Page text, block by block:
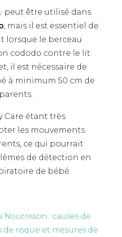
peut être utilisé dans
, mais il est essentiel de
lorsque le berceau
cododo contre le lit
il est nécessaire de
à minimum 50 cm de
Care étant très
les mouvements
ce qui pourrait
de détection en
de bébé.
: causes de
de risque et mesures de